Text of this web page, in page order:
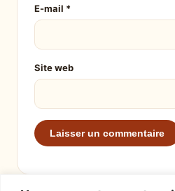
E-mail *
Site web